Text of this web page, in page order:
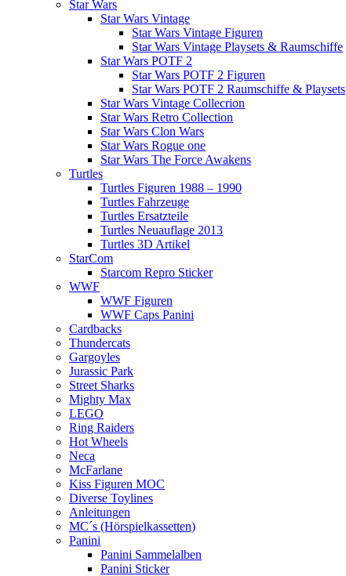
Star Wars
Star Wars Vintage
Star Wars Vintage Figuren
Star Wars Vintage Playsets & Raumschiffe
Star Wars POTF 2
Star Wars POTF 2 Figuren
Star Wars POTF 2 Raumschiffe & Playsets
Star Wars Vintage Collecrion
Star Wars Retro Collection
Star Wars Clon Wars
Star Wars Rogue one
Star Wars The Force Awakens
Turtles
Turtles Figuren 1988 – 1990
Turtles Fahrzeuge
Turtles Ersatzteile
Turtles Neuauflage 2013
Turtles 3D Artikel
StarCom
Starcom Repro Sticker
WWF
WWF Figuren
WWF Caps Panini
Cardbacks
Thundercats
Gargoyles
Jurassic Park
Street Sharks
Mighty Max
LEGO
Ring Raiders
Hot Wheels
Neca
McFarlane
Kiss Figuren MOC
Diverse Toylines
Anleitungen
MC´s (Hörspielkassetten)
Panini
Panini Sammelalben
Panini Sticker